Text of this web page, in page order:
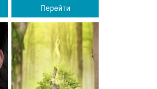
Перейти